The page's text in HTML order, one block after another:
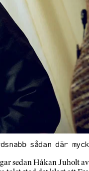
sådan där
sedan Håkan Juholt